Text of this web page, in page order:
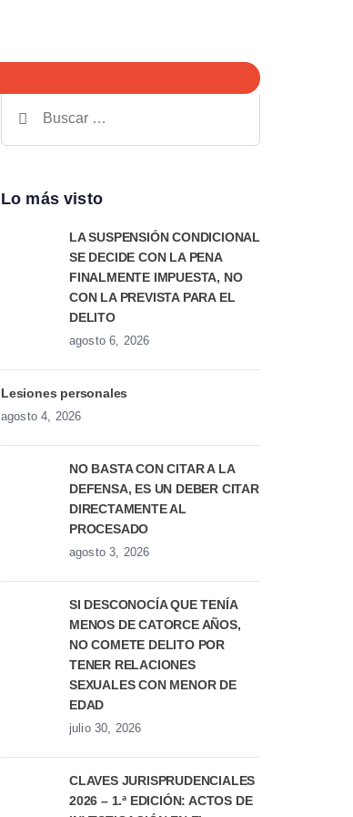
Lo más visto
LA SUSPENSIÓN CONDICIONAL
SE DECIDE CON LA PENA
FINALMENTE IMPUESTA, NO
CON LA PREVISTA PARA EL
DELITO
agosto 6, 2026
Lesiones personales
agosto 4, 2026
NO BASTA CON CITAR A LA
DEFENSA, ES UN DEBER CITAR
DIRECTAMENTE AL
PROCESADO
agosto 3, 2026
SI DESCONOCÍA QUE TENÍA
MENOS DE CATORCE AÑOS,
NO COMETE DELITO POR
TENER RELACIONES
SEXUALES CON MENOR DE
EDAD
julio 30, 2026
CLAVES JURISPRUDENCIALES
2026 – 1.ª EDICIÓN: ACTOS DE